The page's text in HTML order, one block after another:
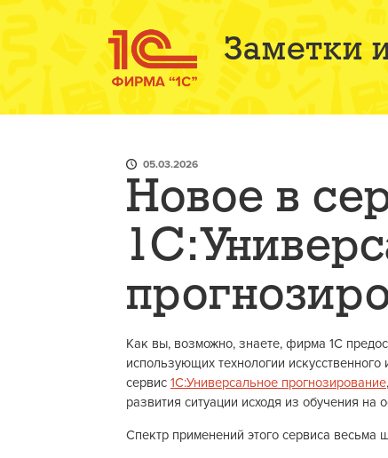
Заметки
05.03.2026
Новое в
Как вы, возможно, знаете, фирма 1С
использующих технологии
сервис 1С:Универсальное прогнозирование
развития ситуации исходя из обучения
Спектр применений этого сервиса весьма